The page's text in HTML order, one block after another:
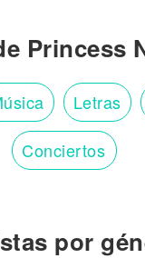
Princess
Letras
Conciertos
por